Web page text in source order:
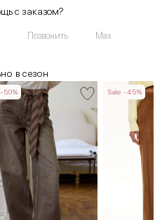
с заказом?
Позвонить Max
в сезон
50% Sale -45%